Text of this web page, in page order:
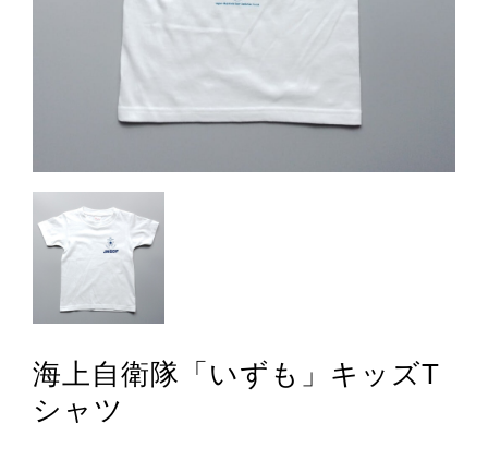
海上自衛隊「いずも」キッズT
シャツ